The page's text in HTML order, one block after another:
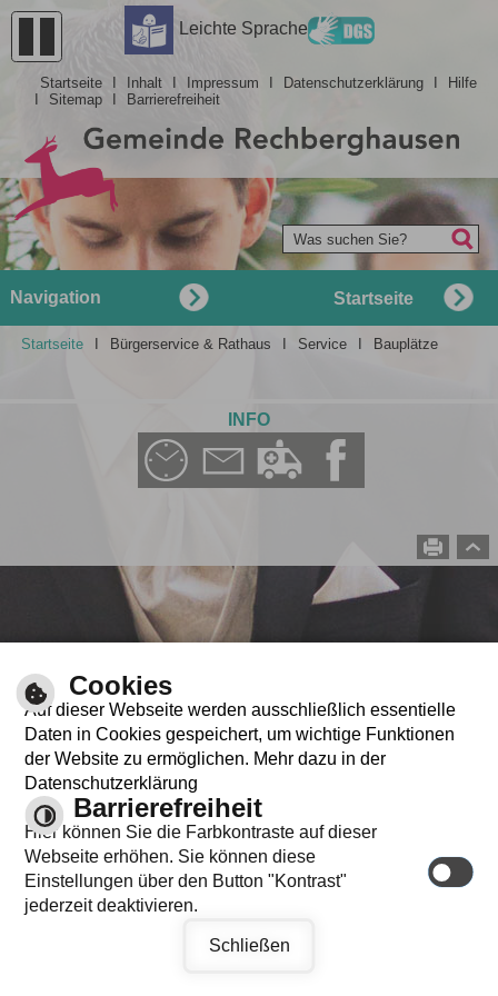
Barrierefreiheit
Leichte Sprache
Startseite Inhalt Impressum Datenschutzerklärung
Hilfe
Sitemap Barrierefreiheit
Was suchen Sie?
Startseite
Navigation
Startseite Bürgerservice & Rathaus Service Bauplätze
INFO
Cookies
Auf dieser Webseite werden ausschließlich essentielle
Daten in Cookies gespeichert, um wichtige Funktionen
der Website zu ermöglichen. Mehr dazu in der
Datenschutzerklärung
Barrierefreiheit
Hier können Sie die Farbkontraste auf dieser
Webseite erhöhen. Sie können diese
Einstellungen über den Button "Kontrast"
jederzeit deaktivieren.
Schließen